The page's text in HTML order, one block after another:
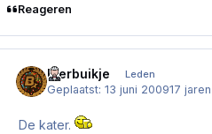
Reageren
Bierbuikje Leden
Geplaatst:13 juni 200917 jaren
De kater.